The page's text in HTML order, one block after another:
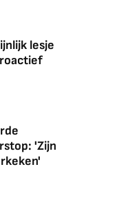
lesje
'Zijn